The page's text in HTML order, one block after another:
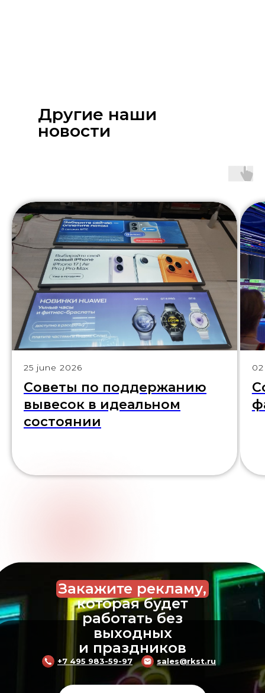
Другие наши
новости
25 june 2026
Советы по поддержанию
вывесок в идеальном
состоянии
Закажите рекламу,
которая будет
работать без
выходных
и праздников
+7 495 983-59-97 sales@rkst.ru